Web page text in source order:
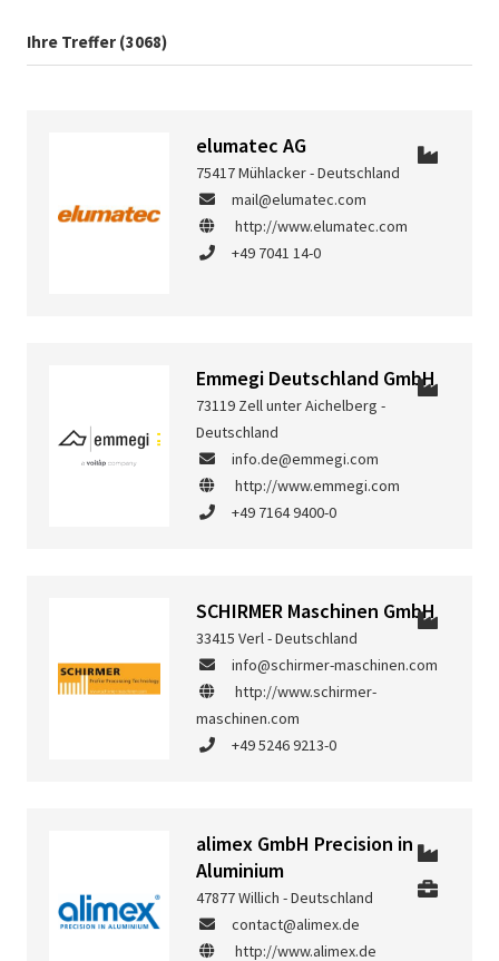
Ihre Treffer (3068)
elumatec AG
75417 Mühlacker - Deutschland
mail@elumatec.com
http://www.elumatec.com
+49 7041 14-0
Emmegi Deutschland GmbH
73119 Zell unter Aichelberg -
Deutschland
info.de@emmegi.com
http://www.emmegi.com
+49 7164 9400-0
SCHIRMER Maschinen GmbH
33415 Verl - Deutschland
info@schirmer-maschinen.com
http://www.schirmer-
maschinen.com
+49 5246 9213-0
alimex GmbH Precision in
Aluminium
47877 Willich - Deutschland
contact@alimex.de
http://www.alimex.de